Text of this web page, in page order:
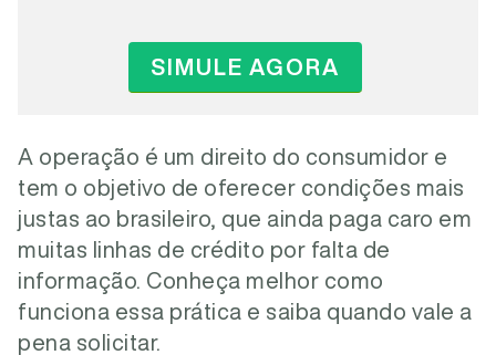
SIMULE AGORA
A operação é um direito do consumidor e
tem o objetivo de oferecer condições mais
justas ao brasileiro, que ainda paga caro em
muitas linhas de crédito por falta de
informação. Conheça melhor como
funciona essa prática e saiba quando vale a
pena solicitar.